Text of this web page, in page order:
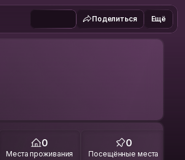
Поделиться Ещё
0
Места проживания
0
Посещённые места